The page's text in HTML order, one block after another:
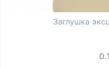
Заглушка